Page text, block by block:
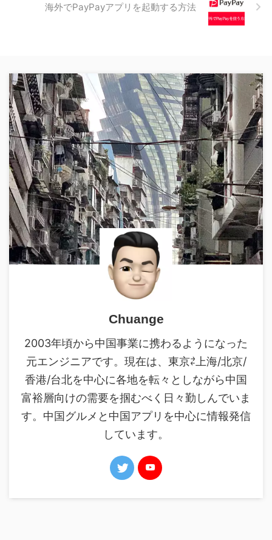
海外でPayPayアプリを起動する方法
Chuange
2003年頃から中国事業に携わるようになった
元エンジニアです。現在は、東京⇄上海/北京/
香港/台北を中心に各地を転々としながら中国
富裕層向けの需要を掴むべく日々勤しんでいま
す。中国グルメと中国アプリを中心に情報発信
しています。